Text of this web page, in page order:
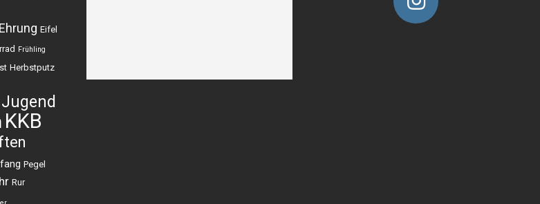
Ehrung Eifel
Frühling
Herbstputz
Jugend
KKB
Pegel
Rur